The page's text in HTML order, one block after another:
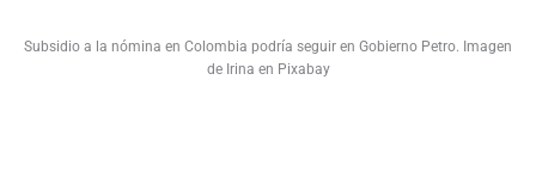
Subsidio a la nómina en Colombia podría seguir en Gobierno Petro. Imagen
de Irina en Pixabay